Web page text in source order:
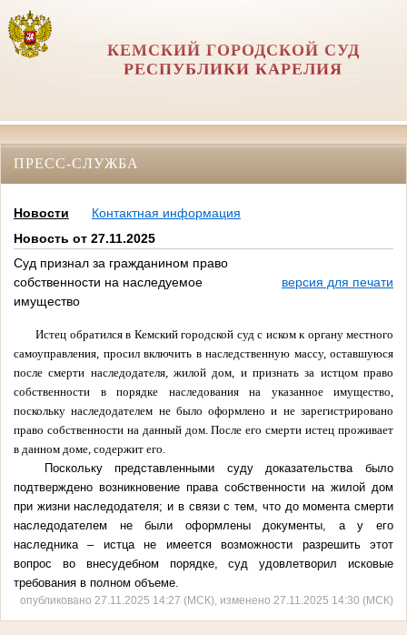
КЕМСКИЙ ГОРОДСКОЙ СУД
РЕСПУБЛИКИ КАРЕЛИЯ
ПРЕСС-СЛУЖБА
Новости
Контактная информация
Новость от 27.11.2025
Суд признал за гражданином право
собственности на наследуемое
имущество
версия для печати
Истец обратился в Кемский городской суд с иском к органу местного
самоуправления, просил включить в наследственную массу, оставшуюся
после смерти наследодателя, жилой дом, и признать за истцом право
собственности в порядке наследования на указанное имущество,
поскольку наследодателем не было оформлено и не зарегистрировано
право собственности на данный дом. После его смерти истец проживает
в данном доме, содержит его.
Поскольку представленными суду доказательства было
подтверждено возникновение права собственности на жилой дом
при жизни наследодателя; и в связи с тем, что до момента смерти
наследодателем не были оформлены документы, а у его
наследника – истца не имеется возможности разрешить этот
вопрос во внесудебном порядке, суд удовлетворил исковые
требования в полном объеме.
опубликовано 27.11.2025 14:27 (МСК), изменено 27.11.2025 14:30 (МСК)